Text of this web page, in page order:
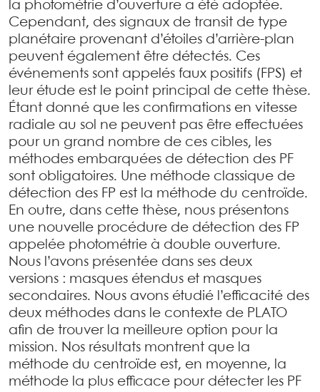
la photométrie d’ouverture a été adoptée.
Cependant, des signaux de transit de type
planétaire provenant d’étoiles d’arrière-plan
peuvent également être détectés. Ces
événements sont appelés faux positifs (FPS) et
leur étude est le point principal de cette thèse.
Étant donné que les confirmations en vitesse
radiale au sol ne peuvent pas être effectuées
pour un grand nombre de ces cibles, les
méthodes embarquées de détection des PF
sont obligatoires. Une méthode classique de
détection des FP est la méthode du centroïde.
En outre, dans cette thèse, nous présentons
une nouvelle procédure de détection des FP
appelée photométrie à double ouverture.
Nous l’avons présentée dans ses deux
versions : masques étendus et masques
secondaires. Nous avons étudié l’efficacité des
deux méthodes dans le contexte de PLATO
afin de trouver la meilleure option pour la
mission. Nos résultats montrent que la
méthode du centroïde est, en moyenne, la
méthode la plus efficace pour détecter les PF